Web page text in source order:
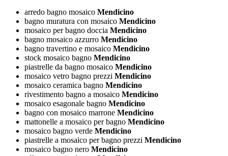
arredo bagno mosaico Mendicino
bagno muratura con mosaico Mendicino
mosaico per bagno doccia Mendicino
bagno mosaico azzurro Mendicino
bagno travertino e mosaico Mendicino
stock mosaico bagno Mendicino
piastrelle da bagno mosaico Mendicino
mosaico vetro bagno prezzi Mendicino
mosaico ceramica bagno Mendicino
rivestimento bagno a mosaico Mendicino
mosaico esagonale bagno Mendicino
bagno con mosaico marrone Mendicino
mattonelle a mosaico per bagno Mendicino
mosaico bagno verde Mendicino
piastrelle a mosaico per bagno prezzi Mendicino
mosaico bagno nero Mendicino